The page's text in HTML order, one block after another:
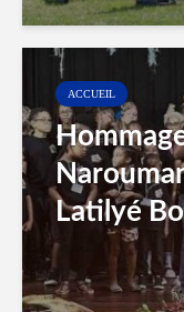
ACCUEIL
Latilyé